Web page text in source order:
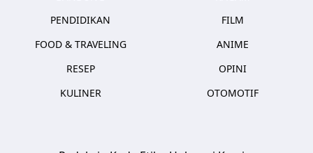
PENDIDIKAN
FOOD & TRAVELING
RESEP
KULINER
FILM
ANIME
OPINI
OTOMOTIF